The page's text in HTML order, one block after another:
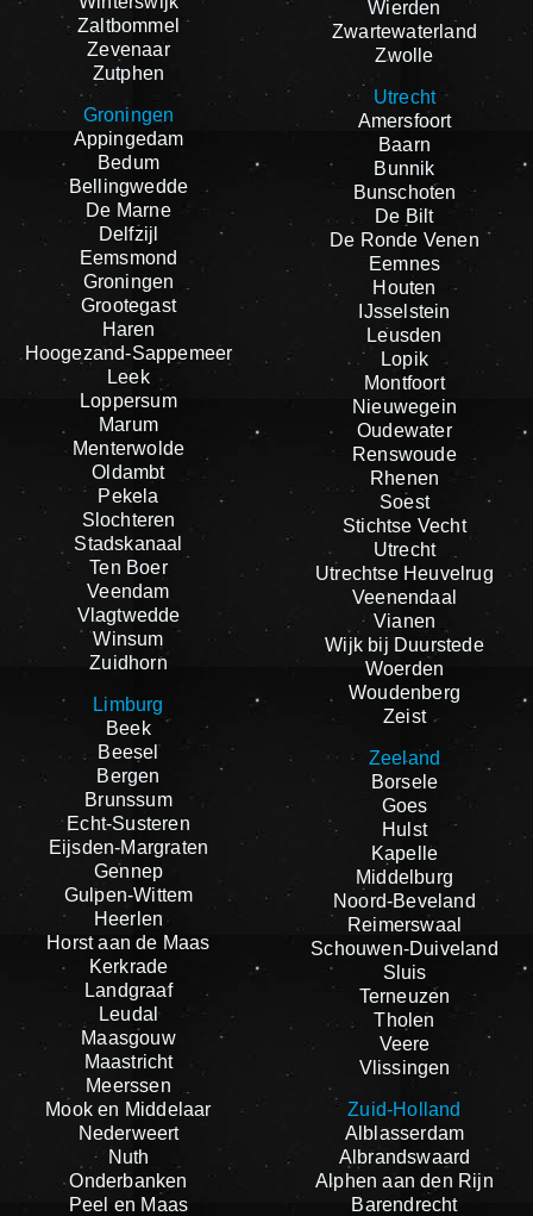
Zaltbommel
Zevenaar
Zutphen
Groningen
Appingedam
Bedum
Bellingwedde
De Marne
Delfzijl
Eemsmond
Groningen
Grootegast
Haren
Hoogezand-Sappemeer
Leek
Loppersum
Marum
Menterwolde
Oldambt
Pekela
Slochteren
Stadskanaal
Ten Boer
Veendam
Vlagtwedde
Winsum
Zuidhorn
Limburg
Beek
Beesel
Bergen
Brunssum
Echt-Susteren
Eijsden-Margraten
Gennep
Gulpen-Wittem
Heerlen
Horst aan de Maas
Kerkrade
Landgraaf
Leudal
Maasgouw
Maastricht
Meerssen
Mook en Middelaar
Nederweert
Nuth
Onderbanken
Peel en Maas
Wierden
Zwartewaterland
Zwolle
Utrecht
Amersfoort
Baarn
Bunnik
Bunschoten
De Bilt
De Ronde Venen
Eemnes
Houten
IJsselstein
Leusden
Lopik
Montfoort
Nieuwegein
Oudewater
Renswoude
Rhenen
Soest
Stichtse Vecht
Utrecht
Utrechtse Heuvelrug
Veenendaal
Vianen
Wijk bij Duurstede
Woerden
Woudenberg
Zeist
Zeeland
Borsele
Goes
Hulst
Kapelle
Middelburg
Noord-Beveland
Reimerswaal
Schouwen-Duiveland
Sluis
Terneuzen
Tholen
Veere
Vlissingen
Zuid-Holland
Alblasserdam
Albrandswaard
Alphen aan den Rijn
Barendrecht